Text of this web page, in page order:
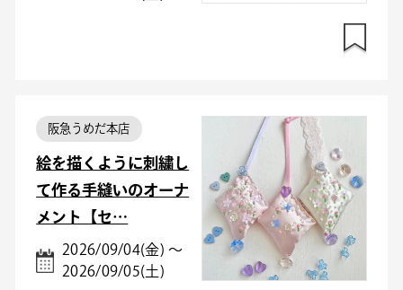
阪急うめだ本店
絵を描くように刺繍し
て作る手縫いのオーナ
メント【セ…
2026/09/04(金) ～
2026/09/05(土)